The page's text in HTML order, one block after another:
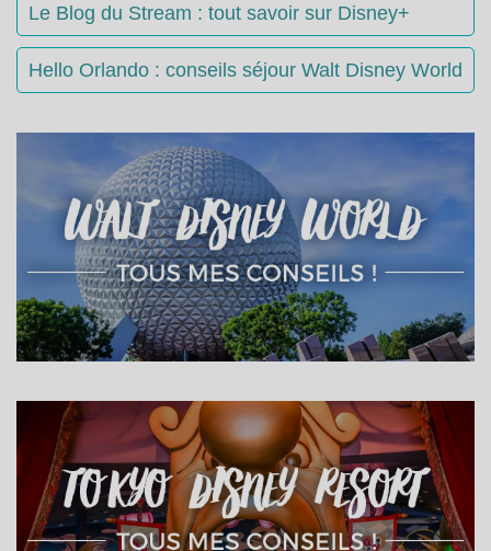
Le Blog du Stream : tout savoir sur Disney+
Hello Orlando : conseils séjour Walt Disney World